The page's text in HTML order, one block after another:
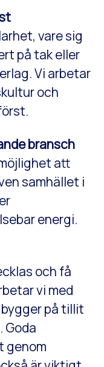
vare sig
på tak eller
Vi arbetar
och
bransch
att
samhället i
energi.
och få
vi med
på tillit
Goda
genom